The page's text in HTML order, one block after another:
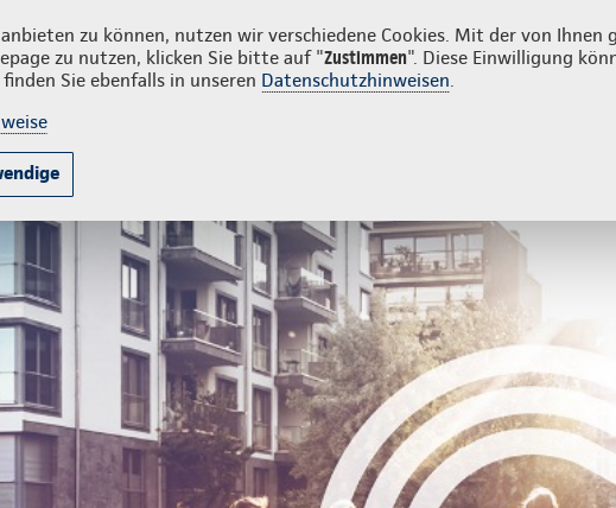
zu können, nutzen wir verschiedene Cookies. Mit der von
zu nutzen, klicken Sie bitte auf "Zustimmen". Diese Einwilligung
Sie ebenfalls in unseren Datenschutzhinweisen.
PrivatkundenFirmenkunden
Lebensversicherung
Krantz